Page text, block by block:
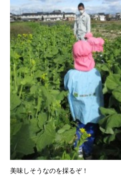
美味しそうなのを採るぞ！